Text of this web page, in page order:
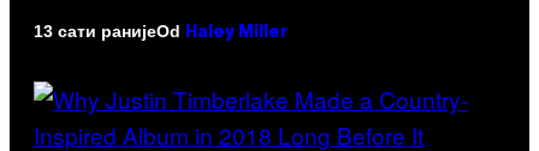
13 сати ранијеOd Haley Miller